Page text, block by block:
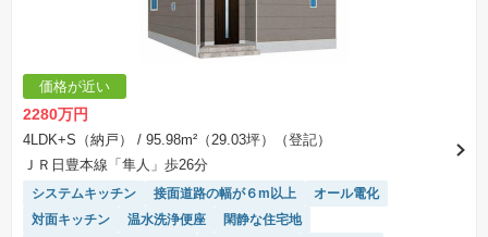
価格が近い
2280万円
4LDK+S（納戸）
/ 95.98m²（29.03坪）（登記）
ＪＲ日豊本線「隼人」歩26分
システムキッチン 接面道路の幅が６m以上
オール電化
対面キッチン
温水洗浄便座
閑静な住宅地